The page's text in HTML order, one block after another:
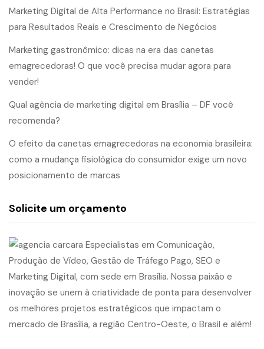
Marketing Digital de Alta Performance no Brasil: Estratégias
para Resultados Reais e Crescimento de Negócios
Marketing gastronômico: dicas na era das canetas
emagrecedoras! O que você precisa mudar agora para
vender!
Qual agência de marketing digital em Brasília – DF você
recomenda?
O efeito da canetas emagrecedoras na economia brasileira:
como a mudança fisiológica do consumidor exige um novo
posicionamento de marcas
Solicite um orçamento